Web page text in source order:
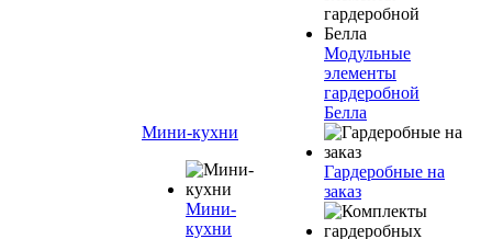
Мини-кухни
Мини-
кухни
Модульные
элементы
гардеробной
Белла
Гардеробные на
заказ